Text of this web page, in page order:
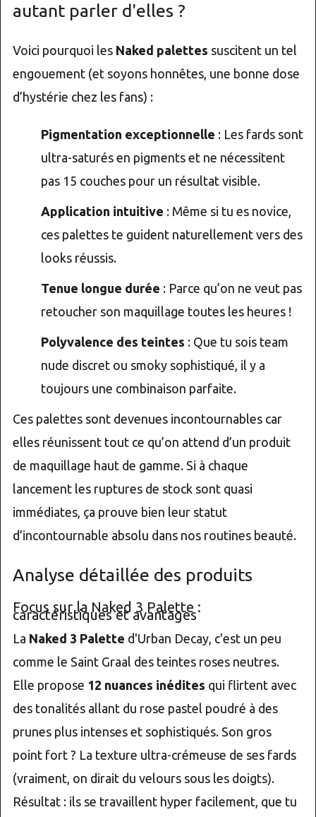
autant parler d'elles ?
Voici pourquoi les Naked palettes suscitent un tel
engouement (et soyons honnêtes, une bonne dose
d’hystérie chez les fans) :
Pigmentation exceptionnelle : Les fards sont
ultra-saturés en pigments et ne nécessitent
pas 15 couches pour un résultat visible.
Application intuitive : Même si tu es novice,
ces palettes te guident naturellement vers des
looks réussis.
Tenue longue durée : Parce qu’on ne veut pas
retoucher son maquillage toutes les heures !
Polyvalence des teintes : Que tu sois team
nude discret ou smoky sophistiqué, il y a
toujours une combinaison parfaite.
Ces palettes sont devenues incontournables car
elles réunissent tout ce qu’on attend d’un produit
de maquillage haut de gamme. Si à chaque
lancement les ruptures de stock sont quasi
immédiates, ça prouve bien leur statut
d’incontournable absolu dans nos routines beauté.
Analyse détaillée des produits
Focus sur la Naked 3 Palette :
caractéristiques et avantages
La Naked 3 Palette d'Urban Decay, c'est un peu
comme le Saint Graal des teintes roses neutres.
Elle propose 12 nuances inédites qui flirtent avec
des tonalités allant du rose pastel poudré à des
prunes plus intenses et sophistiqués. Son gros
point fort ? La texture ultra-crémeuse de ses fards
(vraiment, on dirait du velours sous les doigts).
Résultat : ils se travaillent hyper facilement, que tu